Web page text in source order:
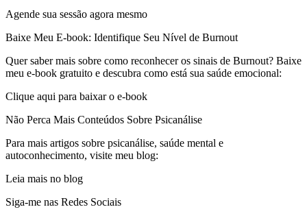
Agende sua sessão agora mesmo
Baixe Meu E-book: Identifique Seu Nível de Burnout
Quer saber mais sobre como reconhecer os sinais de Burnout? Baixe
meu e-book gratuito e descubra como está sua saúde emocional:
Clique aqui para baixar o e-book
Não Perca Mais Conteúdos Sobre Psicanálise
Para mais artigos sobre psicanálise, saúde mental e
autoconhecimento, visite meu blog:
Leia mais no blog
Siga-me nas Redes Sociais